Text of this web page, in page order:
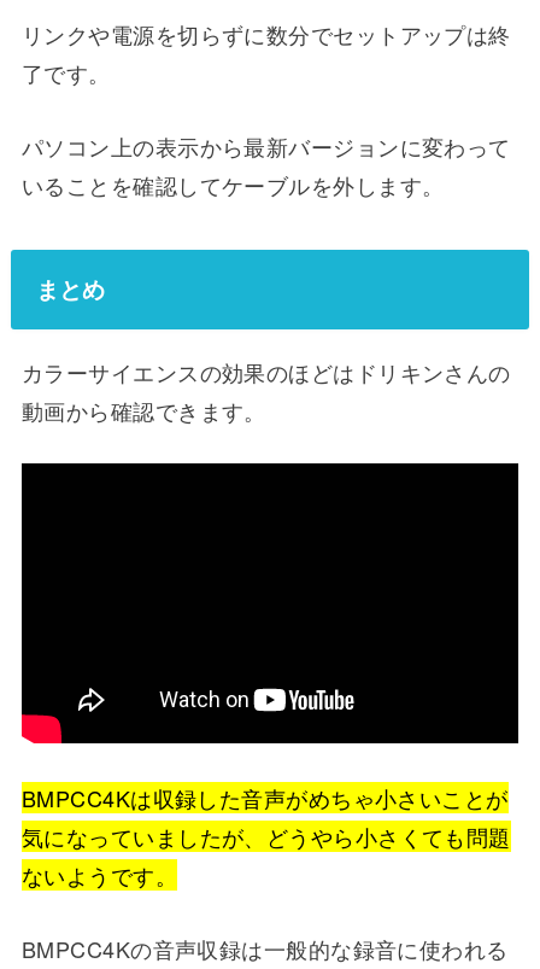
リンクや電源を切らずに数分でセットアップは終
了です。
パソコン上の表示から最新バージョンに変わって
いることを確認してケーブルを外します。
まとめ
カラーサイエンスの効果のほどはドリキンさんの
動画から確認できます。
BMPCC4Kは収録した音声がめちゃ小さいことが
気になっていましたが、どうやら小さくても問題
ないようです。
BMPCC4Kの音声収録は一般的な録音に使われる